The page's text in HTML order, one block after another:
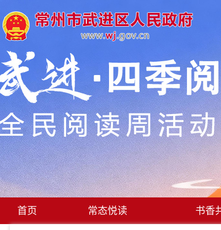
首页 常态悦读 书香